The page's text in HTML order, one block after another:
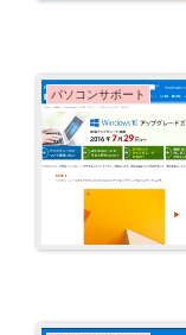
パソコンサポート